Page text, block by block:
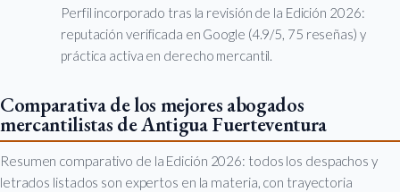
Perfil incorporado tras la revisión de la Edición 2026:
reputación verificada en Google (4.9/5, 75 reseñas) y
práctica activa en derecho mercantil.
Comparativa de los mejores abogados
mercantilistas de Antigua Fuerteventura
Resumen comparativo de la Edición 2026: todos los despachos y
letrados listados son expertos en la materia, con trayectoria